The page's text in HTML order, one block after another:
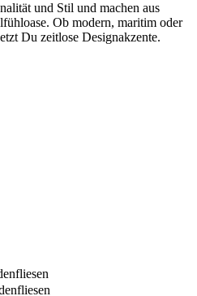
und Stil und machen aus
Ob modern, maritim oder
Du zeitlose Designakzente.